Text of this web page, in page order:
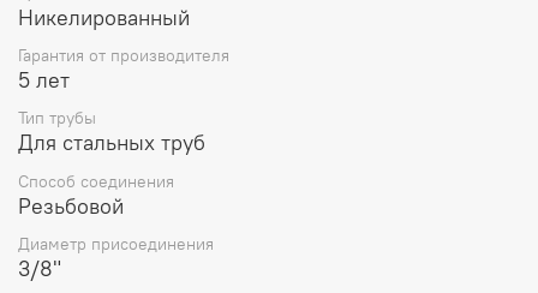
Никелированный
Гарантия от производителя
5 лет
Тип трубы
Для стальных труб
Способ соединения
Резьбовой
Диаметр присоединения
3/8"